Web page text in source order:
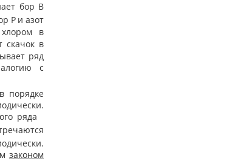
бор B
P и азот
в
скачок в
ряд
с
порядке
ряда
законом